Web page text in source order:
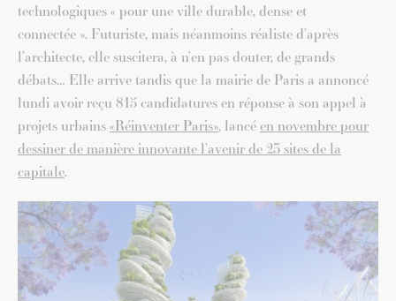
technologiques « pour une ville durable, dense et
connectée ». Futuriste, mais néanmoins réaliste d’après
l’architecte, elle suscitera, à n’en pas douter, de grands
débats… Elle arrive tandis que la mairie de Paris a annoncé
lundi avoir reçu 815 candidatures en réponse à son appel à
projets urbains«Réinventer Paris», lancéen novembre pour
dessiner de manière innovante l’avenir de 23 sites de la
capitale.